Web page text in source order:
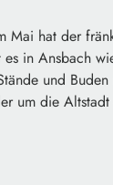
hat der
in Ansbach
und
um die